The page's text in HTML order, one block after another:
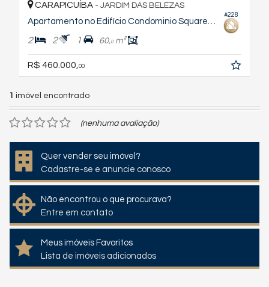
#228
CARAPICUÍBA - JARDIM DAS BELEZAS
Apartamento no Edifício Condominio Square Carapicuiba
2 2 1 60,0m²
R$ 460.000, 00
1 imóvel encontrado
(nenhuma avaliação)
Quer vender seu imóvel?
Cadastre-se e anuncie conosco
Não encontrou o que procurava?
Entre em contato
Meus imóveis Favoritos
Lista de imóveis adicionados